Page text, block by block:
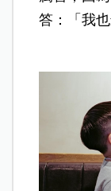
答：「我也